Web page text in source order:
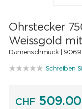
Ohrstecker
Weissgold
Damenschmuck | 9069
Schreiben
CHF509.00